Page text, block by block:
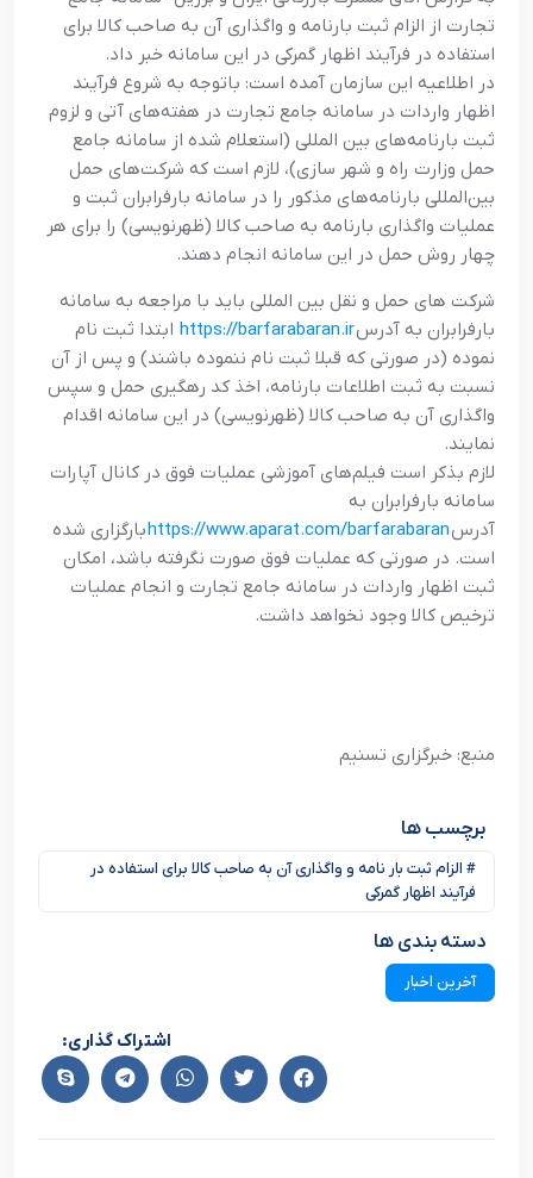
تجارت از الزام ثبت بارنامه و واگذاری آن به صاحب کالا برای
استفاده در فرآیند اظهار گمرکی در این سامانه خبر داد.
در اطلاعیه این سازمان آمده است: باتوجه به شروع فرآیند
اظهار واردات در سامانه جامع تجارت در هفته‌های آتی و لزوم
ثبت بارنامه‌های بین المللی (استعلام شده از سامانه جامع
حمل وزارت راه و شهر سازی)، لازم است که شرکت‌های حمل
بین‌المللی بارنامه‌های مذکور را در سامانه بارفرابران ثبت و
عملیات واگذاری بارنامه به صاحب کالا (ظهرنویسی) را برای هر
چهار روش حمل در این سامانه انجام دهند.
شرکت های حمل و نقل بین المللی باید با مراجعه به سامانه
بارفرابران به آدرسhttps://barfarabaran.ir ابتدا ثبت نام
نموده (در صورتی که قبلا ثبت نام ننموده‌ باشند) و پس از آن
نسبت به ثبت اطلاعات بارنامه، اخذ کد رهگیری حمل و سپس
واگذاری آن به صاحب کالا (ظهرنویسی) در این سامانه اقدام
نمایند.
لازم بذکر است فیلم‌های آموزشی عملیات فوق در کانال آپارات
سامانه بارفرابران به
آدرسhttps://www.aparat.com/barfarabaranبارگزاری شده
است. در صورتی که عملیات فوق صورت نگرفته باشد، امکان
ثبت اظهار واردات در سامانه جامع تجارت و انجام عملیات
ترخیص کالا وجود نخواهد داشت.
منبع: خبرگزاری تسنیم
برچسب ها
# الزام ثبت بار نامه و واگذاری آن به صاحب کالا برای استفاده در
فرآیند اظهار گمرکی
دسته بندی ها
آخرین اخبار
اشتراک گذاری: